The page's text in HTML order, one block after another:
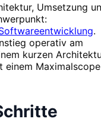
Umsetzung
.
operativ am
kurzen
einem